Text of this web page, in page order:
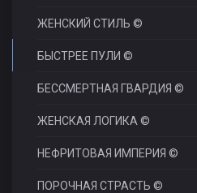
ЖЕНСКИЙ СТИЛЬ ©
БЫСТРЕЕ ПУЛИ ©
БЕССМЕРТНАЯ ГВАРДИЯ ©
ЖЕНСКАЯ ЛОГИКА ©
НЕФРИТОВАЯ ИМПЕРИЯ ©
ПОРОЧНАЯ СТРАСТЬ ©